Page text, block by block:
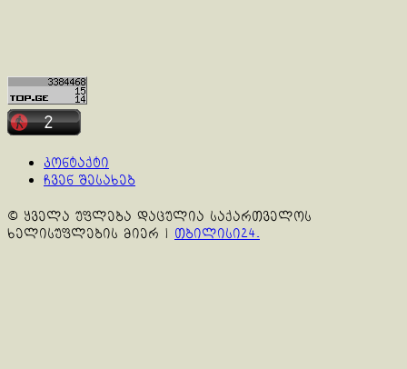
კონტაქტი
ჩვენ შესახებ
© ყველა უფლება დაცულია საქართველოს
ხელისუფლების მიერ | თბილისი24.